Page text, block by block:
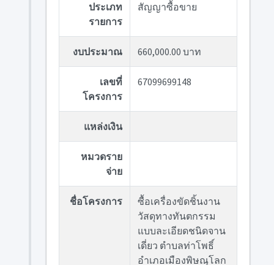
ประเภท
รายการ
สัญญาซื้อขาย
งบประมาณ 660,000.00 บาท
เลขที่
โครงการ
67099699148
แหล่งเงิน
หมวดราย
จ่าย
ชื่อโครงการ
ซื้อเครื่องขัดชิ้นงาน
วัสดุทางทันตกรรม
แบบละเอียดชนิดจาน
เดี่ยว ตำบลท่าโพธิ์
อำเภอเมืองพิษณุโลก